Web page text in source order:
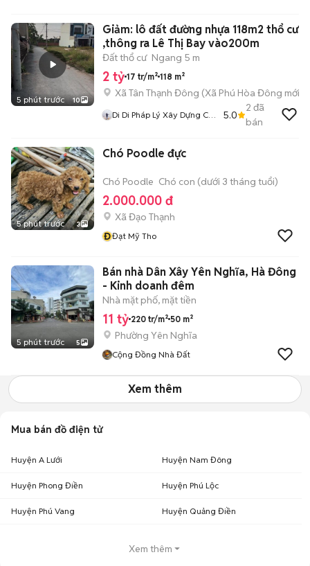
5 phút trước 10
Giảm: lô đất đường nhựa 118m2 thổ cư
,thông ra Lê Thị Bay vào200m
Đất thổ cư Ngang 5 m
2 tỷ 17 tr/m² 118 m²
Xã Tân Thạnh Đông (Xã Phú Hòa Đông mới)
Di Di Pháp Lý Xây Dựng Củ
5.0
2 đã
bán
5 phút trước 3
Chó Poodle đực
Chó Poodle Chó con (dưới 3 tháng tuổi)
2.000.000 đ
Xã Đạo Thạnh
ĐĐạt Mỹ Tho
5 phút trước 5
Bán nhà Dân Xây Yên Nghĩa, Hà Đông
- Kinh doanh đêm
Nhà mặt phố, mặt tiền
11 tỷ 220 tr/m² 50 m²
Phường Yên Nghĩa
Cộng Đồng Nhà Đất
Xem thêm
Mua bán đồ điện tử
Huyện A Lưới Huyện Nam Đông
Huyện Phong Điền Huyện Phú Lộc
Huyện Phú Vang Huyện Quảng Điền
Xem thêm